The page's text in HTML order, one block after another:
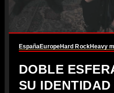
EspañaEuropeHard RockHeavy
DOBLE
SU IDENTIDAD